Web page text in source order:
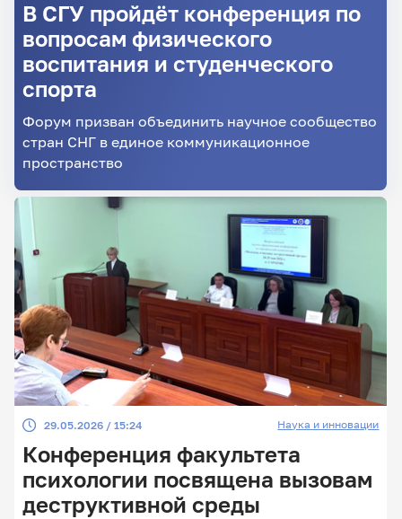
В СГУ пройдёт конференция по
вопросам физического
воспитания и студенческого
спорта
Форум призван объединить научное сообщество
стран СНГ в единое коммуникационное
пространство
29.05.2026 / 15:24 Наука и инновации
Конференция факультета
психологии посвящена вызовам
деструктивной среды